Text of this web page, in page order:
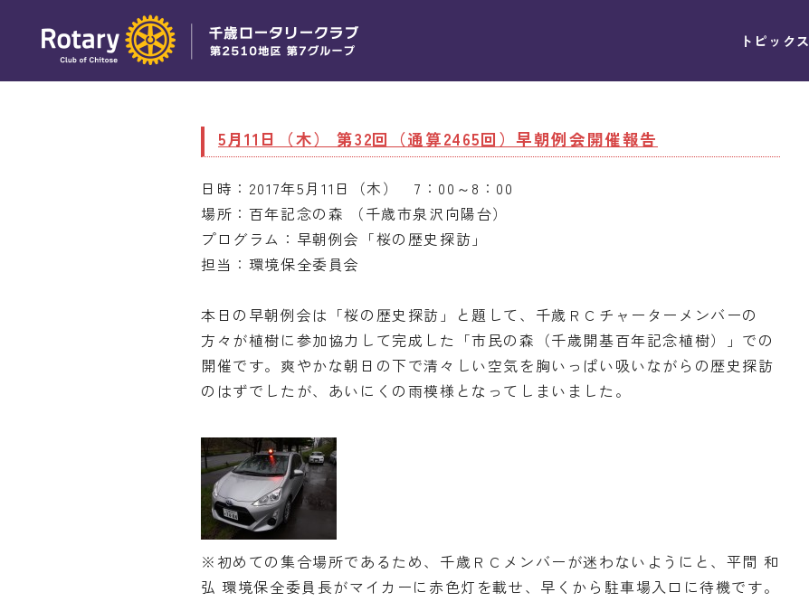
トピックス
5月11日（木） 第32回（通算2465回）早朝例会開催報告
日時：2017年5月11日（木） 7：00～8：00
場所：百年記念の森 （千歳市泉沢向陽台）
プログラム：早朝例会「桜の歴史探訪」
担当：環境保全委員会
本日の早朝例会は「桜の歴史探訪」と題して、千歳ＲＣチャーターメンバーの
方々が植樹に参加協力して完成した「市民の森（千歳開基百年記念植樹）」での
開催です。爽やかな朝日の下で清々しい空気を胸いっぱい吸いながらの歴史探訪
のはずでしたが、あいにくの雨模様となってしまいました。
※初めての集合場所であるため、千歳ＲＣメンバーが迷わないようにと、平間 和
弘 環境保全委員長がマイカーに赤色灯を載せ、早くから駐車場入口に待機です。